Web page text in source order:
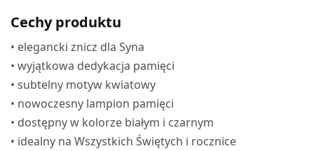
Cechy produktu
• elegancki znicz dla Syna
• wyjątkowa dedykacja pamięci
• subtelny motyw kwiatowy
• nowoczesny lampion pamięci
• dostępny w kolorze białym i czarnym
• idealny na Wszystkich Świętych i rocznice